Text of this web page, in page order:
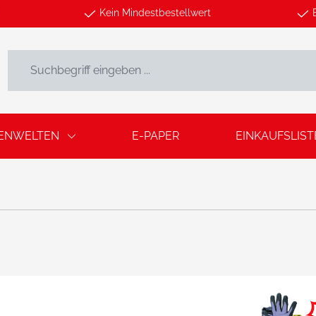
Kein Mindestbestellwert
E-PAPER